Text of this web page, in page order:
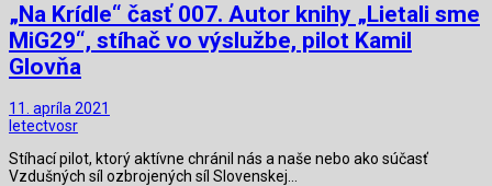
„Na Krídle“ časť 007. Autor knihy „Lietali sme
MiG29“, stíhač vo výslužbe, pilot Kamil
Glovňa
11. apríla 2021
letectvosr
Stíhací pilot, ktorý aktívne chránil nás a naše nebo ako súčasť
Vzdušných síl ozbrojených síl Slovenskej…